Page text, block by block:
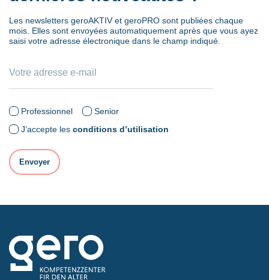
Les newsletters geroAKTIV et geroPRO sont publiées chaque
mois. Elles sont envoyées automatiquement après que vous ayez
saisi votre adresse électronique dans le champ indiqué.
Professionnel
Senior
J’accepte les conditions d’utilisation